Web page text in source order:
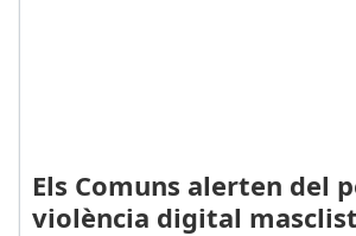
Els Comuns alerten del
violència digital